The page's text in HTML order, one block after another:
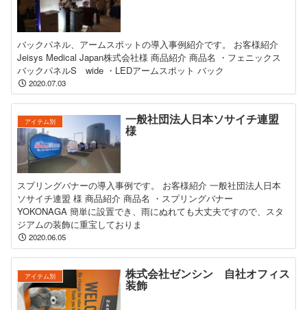
バックパネル、アームスポットの導入事例紹介です。 お客様紹介
Jeisys Medical Japan株式会社様 商品紹介 商品名 ・フェニックス
バックパネルS wide ・LEDアームスポット バック
2020.07.03
アイテム別 一般社団法人日本ソサイチ連盟
様
スプリングバナーの導入事例です。 お客様紹介 一般社団法人日本
ソサイチ連盟 様 商品紹介 商品名 ・スプリングバナー
YOKONAGA 簡単に設置でき、雨にぬれても大丈夫ですので、スタ
ジアムの装飾に重宝しておりま
2020.06.05
アイテム別 株式会社ゼンシン 自社オフィス
装飾